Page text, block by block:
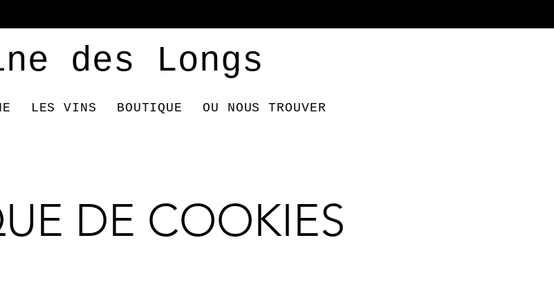
des Longs
LES VINS BOUTIQUE OU NOUS TROUVER
DE COOKIES